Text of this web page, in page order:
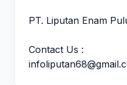
PT. Liputan Enam
Contact Us :